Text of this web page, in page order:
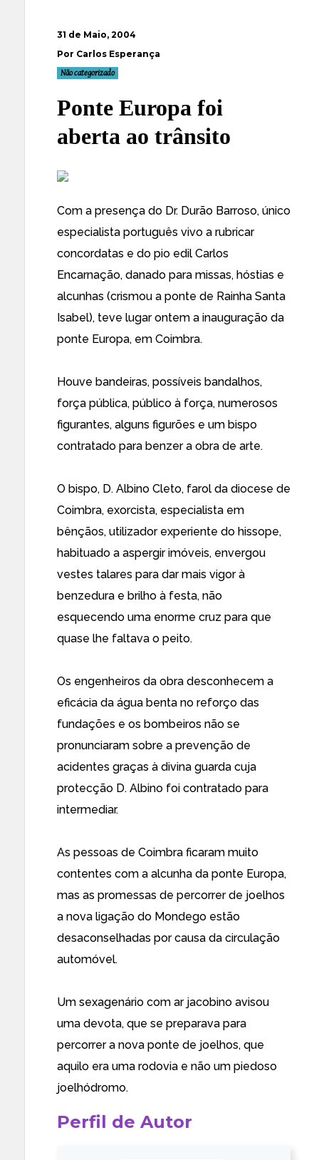
31 de Maio, 2004
Por Carlos Esperança
Não categorizado
Ponte Europa foi
aberta ao trânsito
Com a presença do Dr. Durão Barroso, único
especialista português vivo a rubricar
concordatas e do pio edil Carlos
Encarnação, danado para missas, hóstias e
alcunhas (crismou a ponte de Rainha Santa
Isabel), teve lugar ontem a inauguração da
ponte Europa, em Coimbra.
Houve bandeiras, possíveis bandalhos,
força pública, público à força, numerosos
figurantes, alguns figurões e um bispo
contratado para benzer a obra de arte.
O bispo, D. Albino Cleto, farol da diocese de
Coimbra, exorcista, especialista em
bênçãos, utilizador experiente do hissope,
habituado a aspergir imóveis, envergou
vestes talares para dar mais vigor à
benzedura e brilho à festa, não
esquecendo uma enorme cruz para que
quase lhe faltava o peito.
Os engenheiros da obra desconhecem a
eficácia da água benta no reforço das
fundações e os bombeiros não se
pronunciaram sobre a prevenção de
acidentes graças à divina guarda cuja
protecção D. Albino foi contratado para
intermediar.
As pessoas de Coimbra ficaram muito
contentes com a alcunha da ponte Europa,
mas as promessas de percorrer de joelhos
a nova ligação do Mondego estão
desaconselhadas por causa da circulação
automóvel.
Um sexagenário com ar jacobino avisou
uma devota, que se preparava para
percorrer a nova ponte de joelhos, que
aquilo era uma rodovia e não um piedoso
joelhódromo.
Perfil de Autor